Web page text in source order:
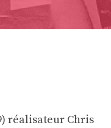
réalisateur Chris